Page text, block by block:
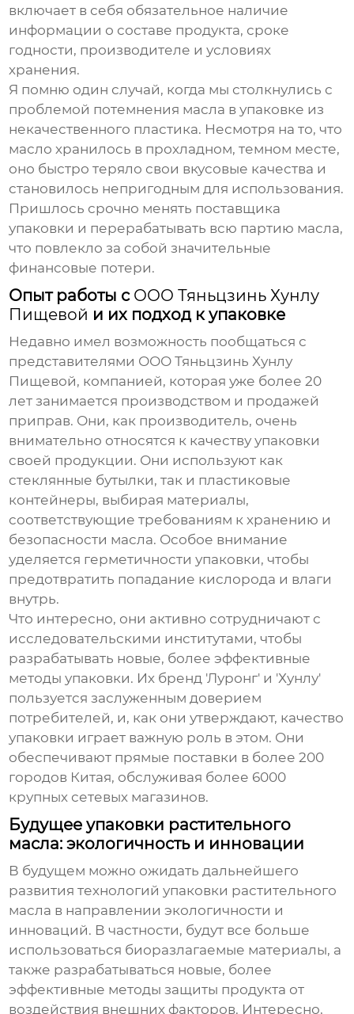
включает в себя обязательное наличие
информации о составе продукта, сроке
годности, производителе и условиях
хранения.
Я помню один случай, когда мы столкнулись с
проблемой потемнения масла в упаковке из
некачественного пластика. Несмотря на то, что
масло хранилось в прохладном, темном месте,
оно быстро теряло свои вкусовые качества и
становилось непригодным для использования.
Пришлось срочно менять поставщика
упаковки и перерабатывать всю партию масла,
что повлекло за собой значительные
финансовые потери.
Опыт работы с ООО Тяньцзинь Хунлу
Пищевой и их подход к упаковке
Недавно имел возможность пообщаться с
представителями ООО Тяньцзинь Хунлу
Пищевой, компанией, которая уже более 20
лет занимается производством и продажей
приправ. Они, как производитель, очень
внимательно относятся к качеству упаковки
своей продукции. Они используют как
стеклянные бутылки, так и пластиковые
контейнеры, выбирая материалы,
соответствующие требованиям к хранению и
безопасности масла. Особое внимание
уделяется герметичности упаковки, чтобы
предотвратить попадание кислорода и влаги
внутрь.
Что интересно, они активно сотрудничают с
исследовательскими институтами, чтобы
разрабатывать новые, более эффективные
методы упаковки. Их бренд 'Луронг' и 'Хунлу'
пользуется заслуженным доверием
потребителей, и, как они утверждают, качество
упаковки играет важную роль в этом. Они
обеспечивают прямые поставки в более 200
городов Китая, обслуживая более 6000
крупных сетевых магазинов.
Будущее упаковки растительного
масла: экологичность и инновации
В будущем можно ожидать дальнейшего
развития технологий упаковки растительного
масла в направлении экологичности и
инноваций. В частности, будут все больше
использоваться биоразлагаемые материалы, а
также разрабатываться новые, более
эффективные методы защиты продукта от
воздействия внешних факторов. Интересно,